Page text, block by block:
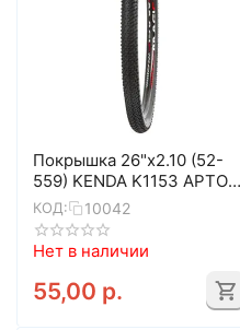
Покрышка 26"x2.10 (52-
559) KENDA K1153 APTOR
5-524750
КОД: 10042
Нет в наличии
55,00 р.